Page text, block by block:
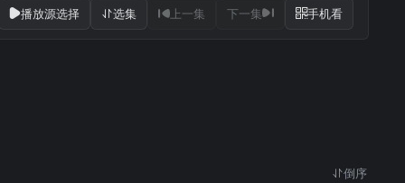
播放源选择 选集 上一集 下一集 手机看
倒序